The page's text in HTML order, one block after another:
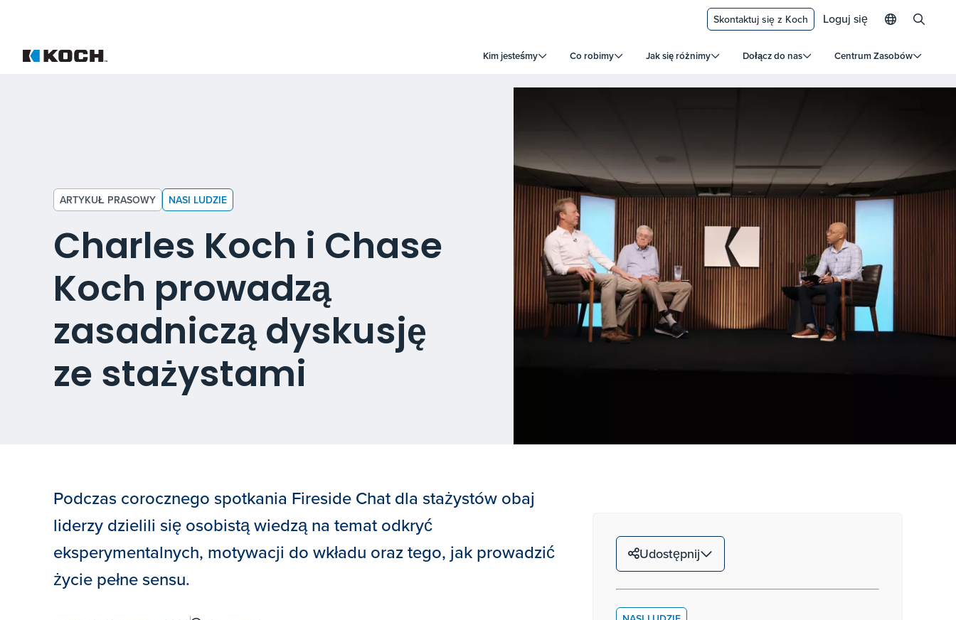
Kim jesteśmy Co robimy Jak się różnimy Dołącz do nas Centrum Zasobów
Skontaktuj się z Koch Loguj się
ARTYKUŁ PRASOWY NASI LUDZIE
Charles Koch i Chase
Koch prowadzą
zasadniczą dyskusję
ze stażystami
Podczas corocznego spotkania Fireside Chat dla stażystów obaj
liderzy dzielili się osobistą wiedzą na temat odkryć
eksperymentalnych, motywacji do wkładu oraz tego, jak prowadzić
życie pełne sensu.
Udostępnij